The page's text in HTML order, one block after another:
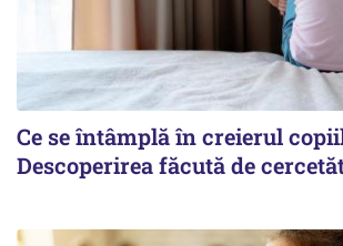
Ce se întâmplă în creierul
Descoperirea făcută de